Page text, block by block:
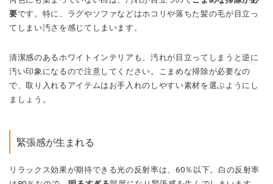
で、取り入れるアイテムはお手入れのしやすい素材を選ぶようにし
ましょう。
緊張感が生まれる
リラックス効果が期待できる光の反射率は、60％以下。白の反射率
は80％なので、
し色の調整が必要です。
るのがおすすめ。差し色には、反射率50％のブラウンも良いでしょ